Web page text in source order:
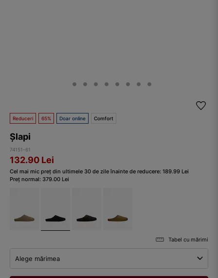
Reduceri 65% Doar online Comfort
Șlapi
74151-61
132.90 Lei
Cel mai mic preț din ultimele 30 de zile înainte de reducere: 189.99 Lei
Preț normal: 379.00 Lei
Tabel cu mărimi
Alege mărimea